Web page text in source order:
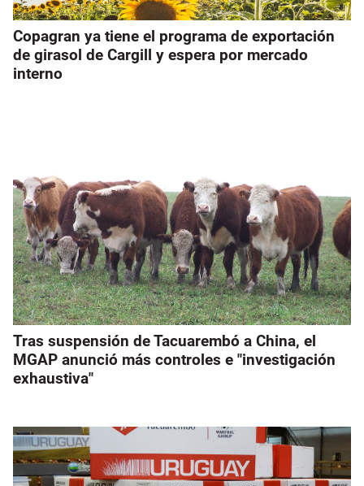
Copagran ya tiene el programa de exportación
de girasol de Cargill y espera por mercado
interno
Tras suspensión de Tacuarembó a China, el
MGAP anunció más controles e "investigación
exhaustiva"